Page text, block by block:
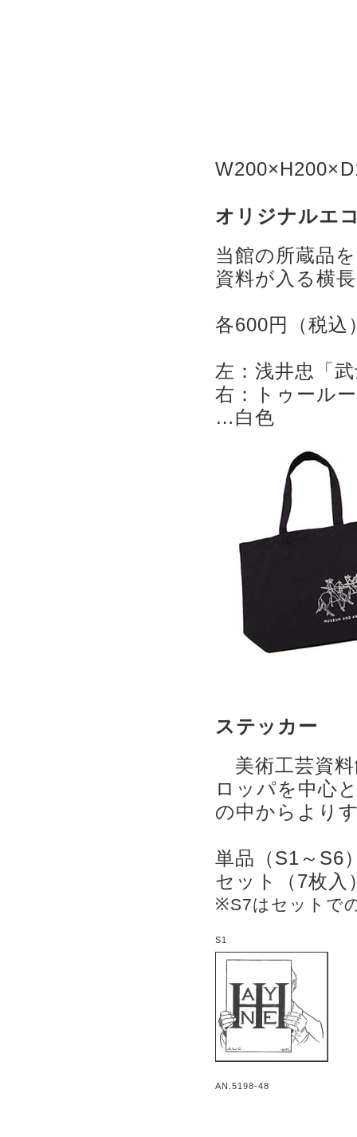
オリジナルエ
当館の所蔵品
資料が入る横
各600円（税込
左：浅井忠「
右：トゥール
…白色
ステッカー
美術工芸資料
ロッパを中心
の中からより
単品（S1～
セット（7枚入
※S7はセットで
S1
AN.5198-48